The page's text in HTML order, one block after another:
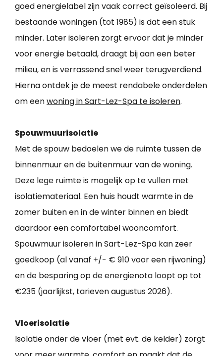
goed energielabel zijn vaak correct geïsoleerd. Bij
bestaande woningen (tot 1985) is dat een stuk
minder. Later isoleren zorgt ervoor dat je minder
voor energie betaald, draagt bij aan een beter
milieu, en is verrassend snel weer terugverdiend.
Hierna ontdek je de meest rendabele onderdelen
om eenwoning in Sart-Lez-Spa te isoleren.
Spouwmuurisolatie
Met de spouw bedoelen we de ruimte tussen de
binnenmuur en de buitenmuur van de woning.
Deze lege ruimte is mogelijk op te vullen met
isolatiemateriaal. Een huis houdt warmte in de
zomer buiten en in de winter binnen en biedt
daardoor een comfortabel wooncomfort.
Spouwmuur isoleren in Sart-Lez-Spa kan zeer
goedkoop (al vanaf +/- € 910 voor een rijwoning)
en de besparing op de energienota loopt op tot
€235 (jaarlijkst, tarieven augustus 2026).
Vloerisolatie
Isolatie onder de vloer (met evt. de kelder) zorgt